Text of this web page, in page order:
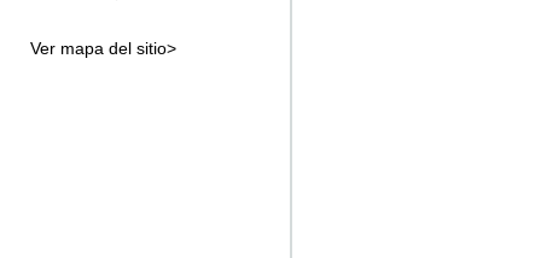
Ver mapa del sitio>